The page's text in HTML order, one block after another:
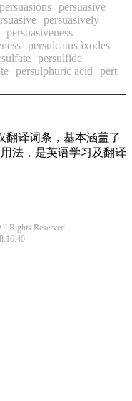
persuasions persuasive
persuasively
persuasiveness
persulcatus ixodes
persulfide
persulphuric acid
pert
翻译词条，基本涵盖了
法，是英语学习及翻译
Rights Reserved